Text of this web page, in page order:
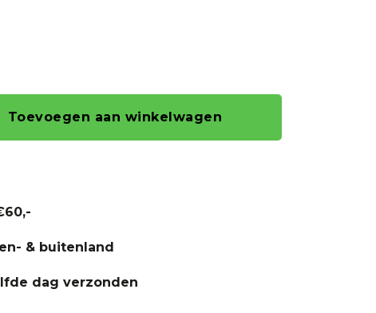
Toevoegen aan winkelwagen
& buitenland
dag verzonden